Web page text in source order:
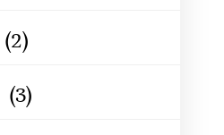
(2)
(3)